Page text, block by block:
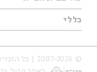
נוער
סדרות
אירועי עבר
מוזיקה
עיון
מיוחדים
תערוכות
מיוחדים
כללי
אודות
הצהרת נגישות
© 2007-2026 | כל הזכויות שמורות לבית אבי חי